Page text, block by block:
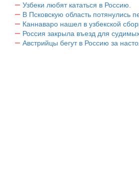
Узбеки любят кататься в Россию.
В Псковскую область потянулись
Каннаваро нашел в узбекской
Россия закрыла въезд для
Австрийцы бегут в Россию за